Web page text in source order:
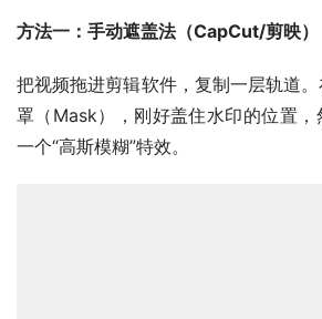
方法一：手动遮盖法（CapCut/剪映）
把视频拖进剪辑软件，复制一层轨道
罩（Mask），刚好盖住水印的位置，
一个“高斯模糊”特效。